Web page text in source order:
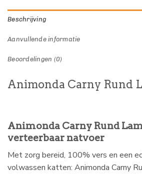
Beschrijving
Aanvullende informatie
Beoordelingen (0)
Animonda Carny Rund
Animonda Carny Rund
verteerbaar natvoer
Met zorg bereid, 100% vers en een
volwassen katten: Animonda Carny